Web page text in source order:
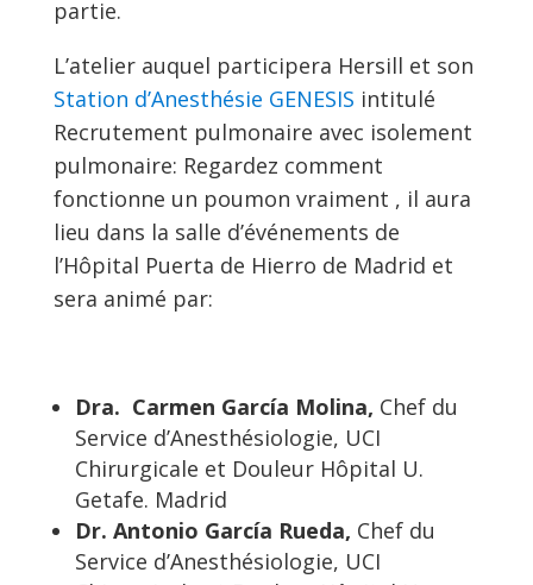
partie.
L’atelier auquel participera Hersill et son
Station d’Anesthésie GENESIS intitulé
Recrutement pulmonaire avec isolement
pulmonaire: Regardez comment
fonctionne un poumon vraiment , il aura
lieu dans la salle d’événements de
l’Hôpital Puerta de Hierro de Madrid et
sera animé par:
Dra. Carmen García Molina, Chef du
Service d’Anesthésiologie, UCI
Chirurgicale et Douleur Hôpital U.
Getafe. Madrid
Dr. Antonio García Rueda, Chef du
Service d’Anesthésiologie, UCI